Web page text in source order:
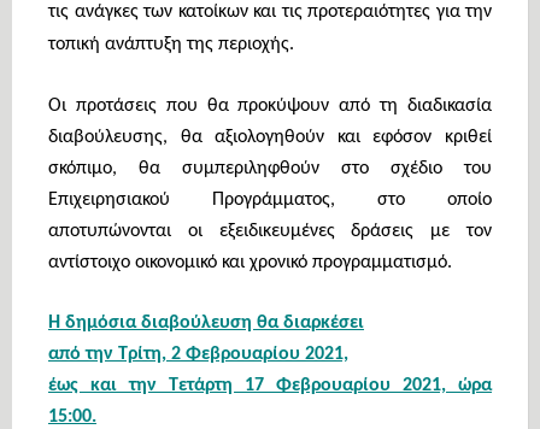
τις ανάγκες των κατοίκων και τις προτεραιότητες για την
τοπική ανάπτυξη της περιοχής.
Οι προτάσεις που θα προκύψουν από τη διαδικασία
διαβούλευσης, θα αξιολογηθούν και εφόσον κριθεί
σκόπιμο, θα συμπεριληφθούν στο σχέδιο του
Επιχειρησιακού Προγράμματος, στο οποίο
αποτυπώνονται οι εξειδικευμένες δράσεις με τον
αντίστοιχο οικονομικό και χρονικό προγραμματισμό.
Η δημόσια διαβούλευση θα διαρκέσει
από την Τρίτη, 2 Φεβρουαρίου 2021,
έως και την Τετάρτη 17 Φεβρουαρίου 2021, ώρα
15:00.